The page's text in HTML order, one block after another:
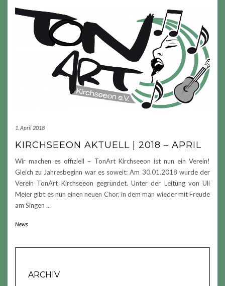
1. April 2018
KIRCHSEEON AKTUELL | 2018 – APRIL
Wir machen es offiziell – TonArt Kirchseeon ist nun ein Verein!
Gleich zu Jahresbeginn war es soweit: Am 30.01.2018 wurde der
Verein TonArt Kirchseeon gegründet. Unter der Leitung von Uli
Meier gibt es nun einen neuen Chor, in dem man wieder mit Freude
am Singen …
News
ARCHIV